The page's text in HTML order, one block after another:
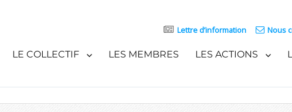
Lettre d’information Nous
LE COLLECTIF LES MEMBRES LES ACTIONS